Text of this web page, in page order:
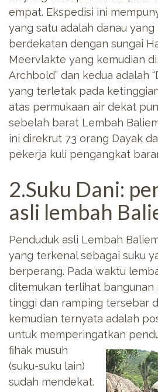
empat. Ekspedisi ini
yang satu adalah danau
berdekatan dengan sungai
Meervlakte yang kemudian
Archbold” dan kedua adalah
yang terletak pada
atas permukaan air dekat
sebelah barat Lembah
ini direkrut 73 orang Dayak
pekerja kuli pengangkat
2.Suku Dani:
asli lembah
Penduduk asli Lembah
yang terkenal sebagai suku
berperang. Pada waktu
ditemukan terlihat bangunan
tinggi dan ramping tersebar
kemudian ternyata adalah
untuk memperingatkan
fihak musuh
(suku-suku lain)
sudah mendekat.